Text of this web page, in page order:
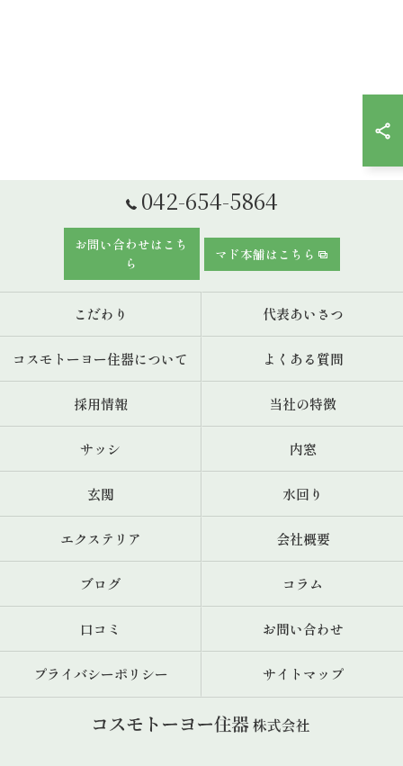
042-654-5864
お問い合わせはこち
ら
マド本舗はこちら
こだわり 代表あいさつ
コスモトーヨー住器について よくある質問
採用情報 当社の特徴
サッシ 内窓
玄関 水回り
エクステリア 会社概要
ブログ コラム
口コミ お問い合わせ
プライバシーポリシー サイトマップ